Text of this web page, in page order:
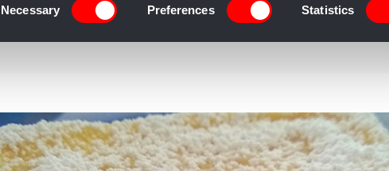
Identify your device by actively scanning it for specific
and analytics partners who may combine it with other information that
that they’ve collected from your use of their services.
Selection
Necessary Preferences Statistics